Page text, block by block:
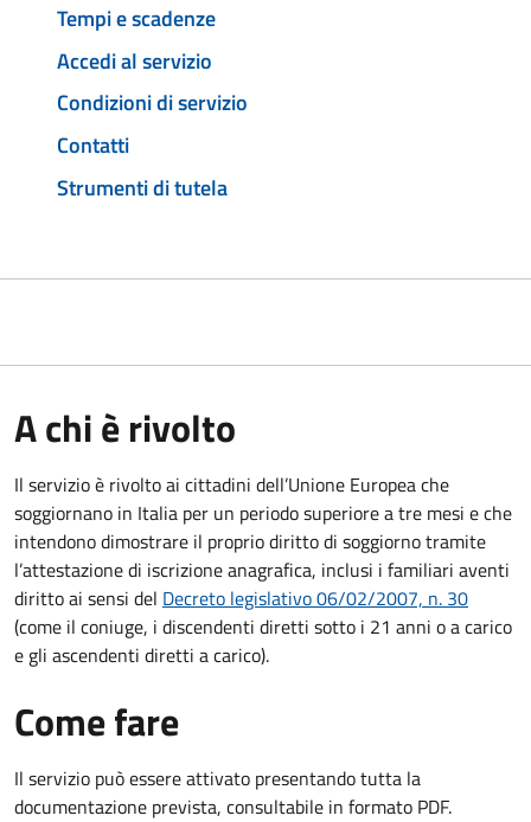
Tempi e scadenze
Accedi al servizio
Condizioni di servizio
Contatti
Strumenti di tutela
A chi è rivolto
Il servizio è rivolto ai cittadini dell’Unione Europea che
soggiornano in Italia per un periodo superiore a tre mesi e che
intendono dimostrare il proprio diritto di soggiorno tramite
l’attestazione di iscrizione anagrafica, inclusi i familiari aventi
diritto ai sensi del Decreto legislativo 06/02/2007, n. 30
(come il coniuge, i discendenti diretti sotto i 21 anni o a carico
e gli ascendenti diretti a carico).
Come fare
Il servizio può essere attivato presentando tutta la
documentazione prevista, consultabile in formato PDF.